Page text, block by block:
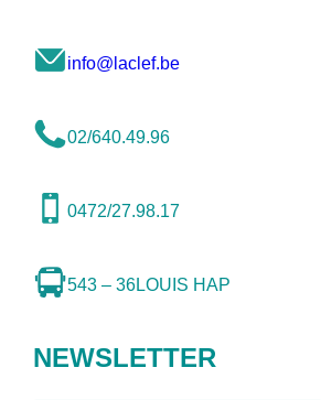
info@laclef.be
02/640.49.96
0472/27.98.17
543 – 36LOUIS HAP
NEWSLETTER